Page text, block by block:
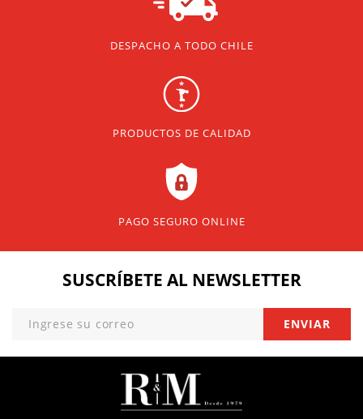
DESPACHO A TODO CHILE
PRODUCTOS DE CALIDAD
PAGO SEGURO ONLINE
SUSCRÍBETE AL NEWSLETTER